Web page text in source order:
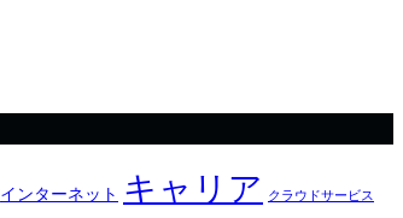
インターネット キャリア クラウドサービス